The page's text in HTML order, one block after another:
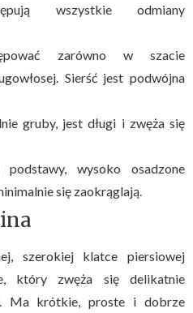
wszystkie odmiany
zarówno w szacie
Sierść jest podwójna
gruby, jest długi i zwęża się
wysoko osadzone
się zaokrąglają.
szerokiej klatce piersiowej
który zwęża się delikatnie
Ma krótkie, proste i dobrze